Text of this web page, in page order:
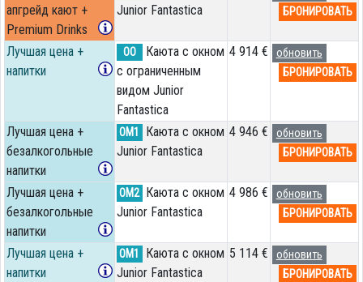
апгрейд кают +
Premium Drinks
Junior Fantastica
БРОНИРОВАТЬ
Лучшая цена +
напитки
OO
Каюта с окном
с ограниченным
видом Junior
Fantastica
4 914 €
обновить
БРОНИРОВАТЬ
Лучшая цена +
безалкогольные
напитки
OM1
Каюта с окном
Junior Fantastica
4 946 €
обновить
БРОНИРОВАТЬ
Лучшая цена +
безалкогольные
напитки
OM2
Каюта с окном
Junior Fantastica
4 986 €
обновить
БРОНИРОВАТЬ
Лучшая цена +
напитки
OM1
Каюта с окном
Junior Fantastica
5 114 €
обновить
БРОНИРОВАТЬ